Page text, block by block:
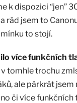
k dispozici “jen”
rád jsem to
to stojí.
více funkčních
tomhle trochu
ale párkrát jsem
či více funkčních